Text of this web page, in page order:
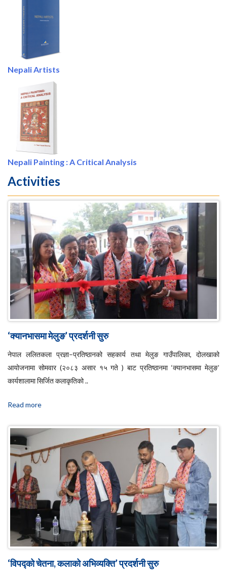
Nepali Artists
Nepali Painting : A Critical Analysis
Activities
‘क्यानभासमा मेलुङ’ प्रदर्शनी सुरु
नेपाल ललितकला प्रज्ञा–प्रतिष्ठानको सहकार्य तथा मेलुङ गाउँपालिका, दोलखाको
आयोजनामा सोमवार (२०८३ असार १५ गते ) बाट प्रतिष्ठानमा ‘क्यानभासमा मेलुङ’
कार्यशालामा सिर्जित कलाकृतिको ..
Read more
‘विपद्को चेतना, कलाको अभिव्यक्ति’ प्रदर्शनी सुरु